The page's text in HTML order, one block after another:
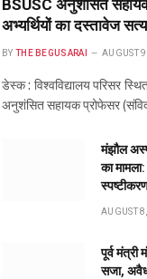
BSUSC अनुशंसित
अभ्यर्थियों का दस्तावेज
BY THE BEGUSARAI AUGUST
डेस्क : विश्वविद्यालय परिसर
अनुशंसित सहायक प्रोफेसर
मंझौल
का
AUGUST
पूर्व
सजा, अवैध